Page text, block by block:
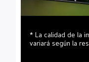
* La calidad de la
variará según la